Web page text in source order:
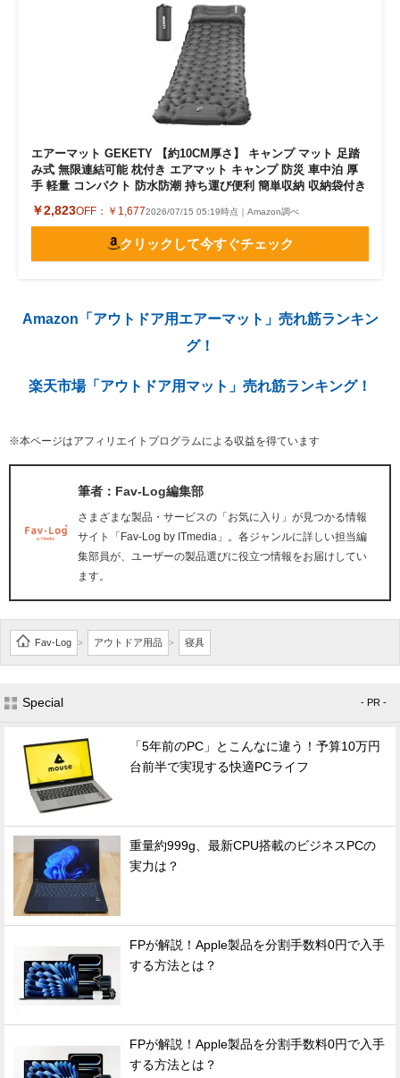
エアーマット GEKETY 【約10CM厚さ】 キャンプ マット 足踏
み式 無限連結可能 枕付き エアマット キャンプ 防災 車中泊 厚
手 軽量 コンパクト 防水防潮 持ち運び便利 簡単収納 収納袋付き
￥2,823OFF： ￥1,6772026/07/15 05:19時点｜Amazon調べ
クリックして今すぐチェック
Amazon「アウトドア用エアーマット」売れ筋ランキン
グ！
楽天市場「アウトドア用マット」売れ筋ランキング！
※本ページはアフィリエイトプログラムによる収益を得ています
筆者：Fav-Log編集部
さまざまな製品・サービスの「お気に入り」が見つかる情報
サイト「Fav-Log by ITmedia」。各ジャンルに詳しい担当編
集部員が、ユーザーの製品選びに役立つ情報をお届けしてい
ます。
Fav-Log > アウトドア用品 > 寝具
Special - PR -
「5年前のPC」とこんなに違う！予算10万円
台前半で実現する快適PCライフ
重量約999g、最新CPU搭載のビジネスPCの
実力は？
FPが解説！Apple製品を分割手数料0円で入手
する方法とは？
FPが解説！Apple製品を分割手数料0円で入手
する方法とは？